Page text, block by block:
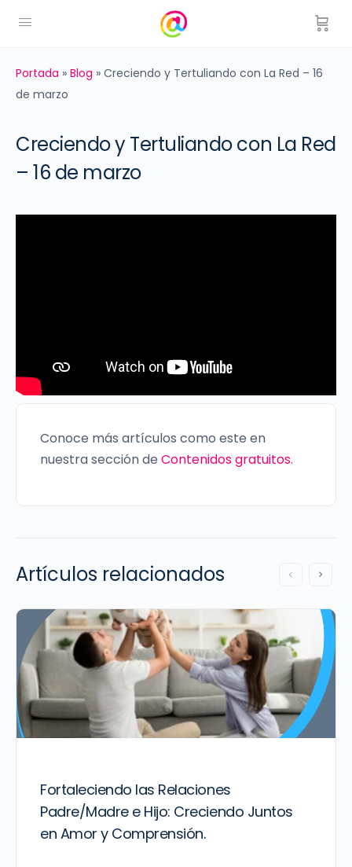
Portada » Blog » Creciendo y Tertuliando con La Red – 16
de marzo
Creciendo y Tertuliando con La Red
– 16 de marzo
Conoce más artículos como este en
nuestra sección de Contenidos gratuitos.
Artículos relacionados
Fortaleciendo las Relaciones
Padre/Madre e Hijo: Creciendo Juntos
en Amor y Comprensión.